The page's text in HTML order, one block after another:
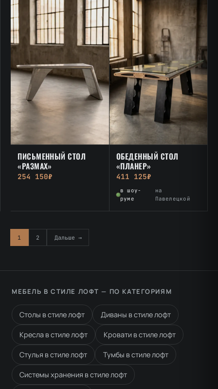
ПИСЬМЕННЫЙ СТОЛ
«РАЗМАХ»
254 150₽
ОБЕДЕННЫЙ СТОЛ
«ПЛАНЕР»
411 125₽
в шоу-
руме
на
Павелецкой
1 2 Дальше →
МЕБЕЛЬ В СТИЛЕ ЛОФТ — ПО КАТЕГОРИЯМ
Столы в стиле лофт Диваны в стиле лофт
Кресла в стиле лофт Кровати в стиле лофт
Стулья в стиле лофт Тумбы в стиле лофт
Системы хранения в стиле лофт